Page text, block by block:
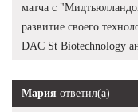
матча с
развитие своего
DAC St Biotechnology
Мария ответил(а)